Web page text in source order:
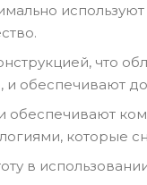
что
обеспечивают
обеспечивают
которые
в